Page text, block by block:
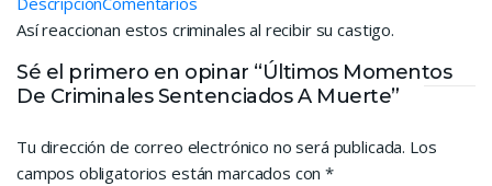
Así reaccionan estos criminales al recibir su castigo.
Sé el primero en opinar “Últimos Momentos
De Criminales Sentenciados A Muerte”
Tu dirección de correo electrónico no será publicada. Los
campos obligatorios están marcados con*